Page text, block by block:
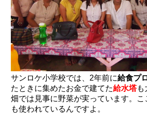
サンロケ小学校では、2年前に給食プ
たときに集めたお金で建てた給水塔も
畑では見事に野菜が実っています。こ
も使われているんですよ。